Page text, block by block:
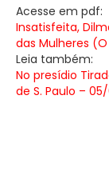
Acesse em pdf:
Insatisfeita,
das Mulheres
Leia também:
No presídio
de S. Paulo –